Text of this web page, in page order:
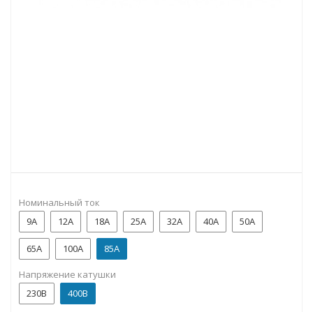
Номинальный ток
9A
12А 18A 25А 32А 40А 50А
65A 100А 85A
Напряжение катушки
230В
400В